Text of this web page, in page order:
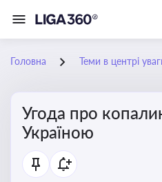
Головна Теми в центрі
Угода про
Україною